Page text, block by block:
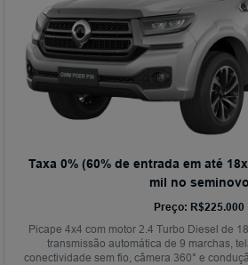
Taxa 0% (60% de entrada em até
mil no seminovo
Preço: R$225.000
Picape 4x4 com motor 2.4 Turbo Diesel de
transmissão automática de 9 marchas,
conectividade sem fio, câmera 360° e